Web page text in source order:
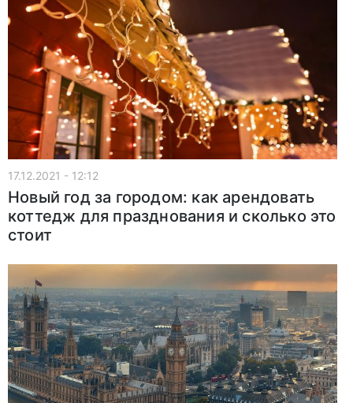
17.12.2021 - 12:12
Новый год за городом: как арендовать
коттедж для празднования и сколько это
стоит